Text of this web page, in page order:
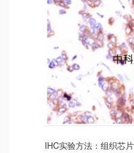
IHC实验方法：组织芯